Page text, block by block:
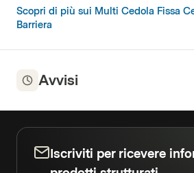
Scopri di più sui Multi Cedola Fissa
Barriera
Avvisi
Iscriviti per ricevere